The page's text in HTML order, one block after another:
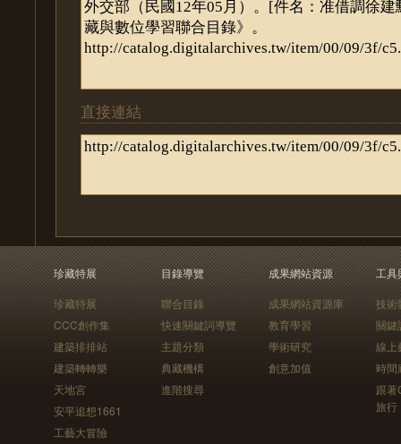
直接連結
珍藏特展
珍藏特展
CCC創作集
建築排排站
建築轉轉樂
天地宮
安平追想1661
工藝大冒險
目錄導覽
聯合目錄
快速關鍵詞導覽
主題分類
典藏機構
進階搜尋
成果網站資源
成果網站資源庫
教育學習
學術研究
創意加值
工具
技術
關鍵
線上
時間
跟
旅行